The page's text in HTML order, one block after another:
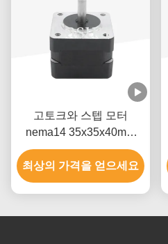
고토크와 스텝 모터
nema14 35x35x40mm
350mN.m 극소 스텝 모터
최상의 가격을 얻으세요